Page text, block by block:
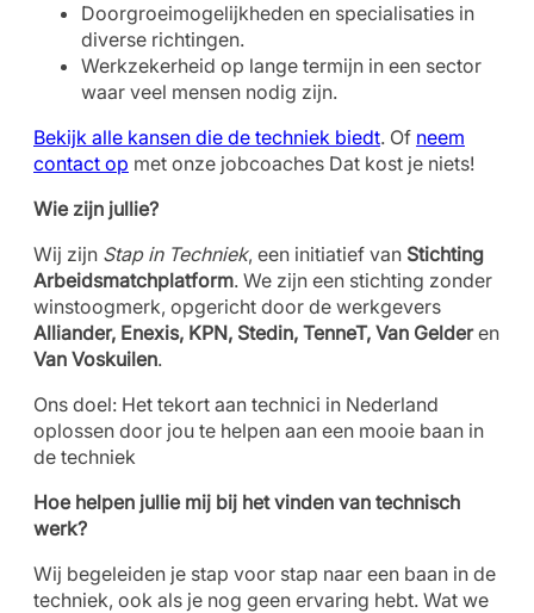
Doorgroeimogelijkheden en specialisaties in
diverse richtingen.
Werkzekerheid op lange termijn in een sector
waar veel mensen nodig zijn.
Bekijk alle kansen die de techniek biedt. Of neem
contact op met onze jobcoaches Dat kost je niets!
Wie zijn jullie?
Wij zijn Stap in Techniek, een initiatief van Stichting
Arbeidsmatchplatform. We zijn een stichting zonder
winstoogmerk, opgericht door de werkgevers
Alliander, Enexis, KPN, Stedin, TenneT, Van Gelderen
Van Voskuilen.
Ons doel: Het tekort aan technici in Nederland
oplossen door jou te helpen aan een mooie baan in
de techniek
Hoe helpen jullie mij bij het vinden van technisch
werk?
Wij begeleiden je stap voor stap naar een baan in de
techniek, ook als je nog geen ervaring hebt. Wat we